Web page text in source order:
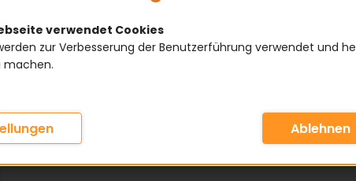
verwendet Cookies
zur Verbesserung der Benutzerführung verwendet und
machen.